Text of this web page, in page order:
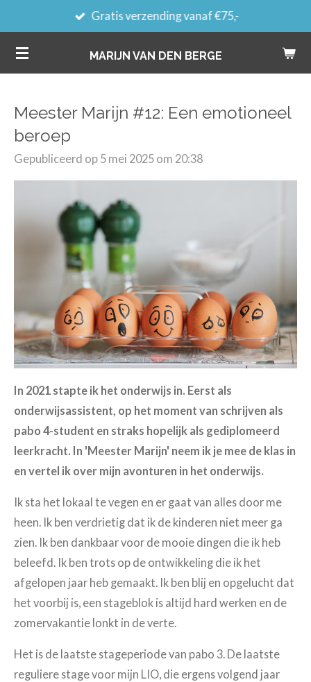
direct
naar
de
MARIJN VAN DEN BERGE
Gratis verzending vanaf €75,-
Meester Marijn #12: Een emotioneel
beroep
Gepubliceerd op 5 mei 2025 om 20:38
In 2021 stapte ik het onderwijs in. Eerst als
onderwijsassistent, op het moment van schrijven als
pabo 4-student en straks hopelijk als gediplomeerd
leerkracht. In 'Meester Marijn' neem ik je mee de klas in
en vertel ik over mijn avonturen in het onderwijs.
Ik sta het lokaal te vegen en er gaat van alles door me
heen. Ik ben verdrietig dat ik de kinderen niet meer ga
zien. Ik ben dankbaar voor de mooie dingen die ik heb
beleefd. Ik ben trots op de ontwikkeling die ik het
afgelopen jaar heb gemaakt. Ik ben blij en opgelucht dat
het voorbij is, een stageblok is altijd hard werken en de
zomervakantie lonkt in de verte.
Het is de laatste stageperiode van pabo 3. De laatste
reguliere stage voor mijn LIO, die ergens volgend jaar